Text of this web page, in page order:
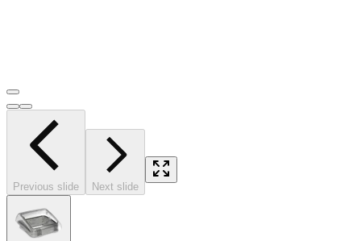
Previous slide Next slide